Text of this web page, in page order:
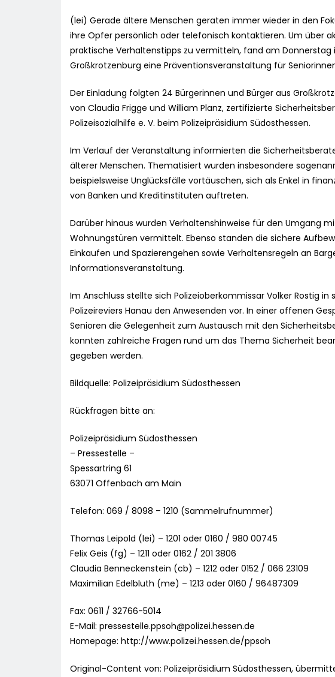
(lei) Gerade ältere Menschen geraten immer wieder in den
ihre Opfer persönlich oder telefonisch kontaktieren. Um über
praktische Verhaltenstipps zu vermitteln, fand am Donnerstag
Großkrotzenburg eine Präventionsveranstaltung für
Der Einladung folgten 24 Bürgerinnen und Bürger aus
von Claudia Frigge und William Planz, zertifizierte
Polizeisozialhilfe e. V. beim Polizeipräsidium Südosthessen.
Im Verlauf der Veranstaltung informierten die
älterer Menschen. Thematisiert wurden insbesondere
beispielsweise Unglücksfälle vortäuschen, sich als Enkel in
von Banken und Kreditinstituten auftreten.
Darüber hinaus wurden Verhaltenshinweise für den Umgang
Wohnungstüren vermittelt. Ebenso standen die sichere
Einkaufen und Spazierengehen sowie Verhaltensregeln an
Informationsveranstaltung.
Im Anschluss stellte sich Polizeioberkommissar Volker Rostig
Polizeireviers Hanau den Anwesenden vor. In einer offenen
Senioren die Gelegenheit zum Austausch mit den
konnten zahlreiche Fragen rund um das Thema Sicherheit
gegeben werden.
Bildquelle: Polizeipräsidium Südosthessen
Rückfragen bitte an:
Polizeipräsidium Südosthessen
– Pressestelle –
Spessartring 61
63071 Offenbach am Main
Telefon: 069 / 8098 – 1210 (Sammelrufnummer)
Thomas Leipold (lei) – 1201 oder 0160 / 980 00745
Felix Geis (fg) – 1211 oder 0162 / 201 3806
Claudia Benneckenstein (cb) – 1212 oder 0152 / 066 23109
Maximilian Edelbluth (me) – 1213 oder 0160 / 96487309
Fax: 0611 / 32766-5014
E-Mail: pressestelle.ppsoh@polizei.hessen.de
Homepage: http://www.polizei.hessen.de/ppsoh
Original-Content von: Polizeipräsidium Südosthessen,